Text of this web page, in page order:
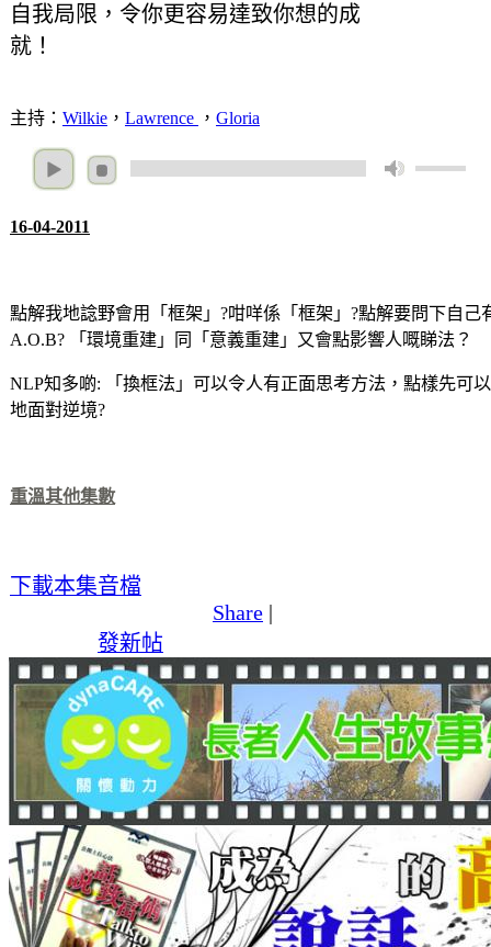
自我局限，令你更容易達致你想的成
就！
主持： Wilkie ， Lawrence ， Gloria
16-04-2011
點解我地諗野會用「框架」?咁咩係「框架」?點解要問下自己
A.O.B? 「環境重建」同「意義重建」又會點影響人嘅睇法？
NLP知多啲: 「換框法」可以令人有正面思考方法，點樣先可
地面對逆境?
重溫其他集數
下載本集音檔
Share |
發新帖